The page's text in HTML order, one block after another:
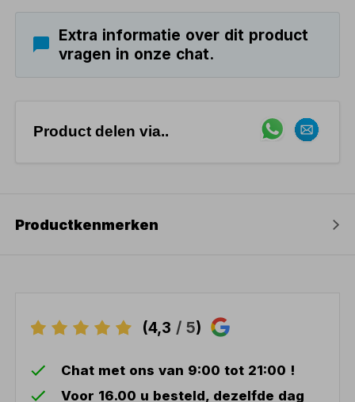
Extra informatie over dit product
vragen in onze chat.
Product delen via..
Productkenmerken
(4,3 / 5)
Chat met ons van 9:00 tot 21:00 !
Voor 16.00 u besteld, dezelfde dag